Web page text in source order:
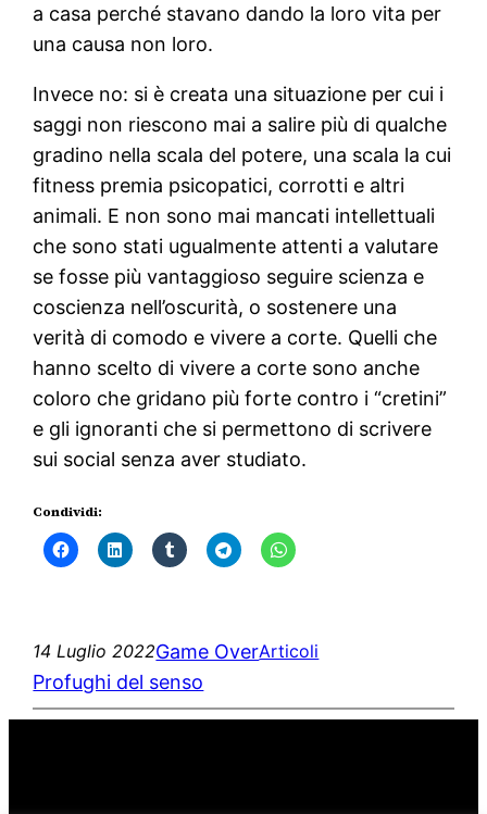
a casa perché stavano dando la loro vita per
una causa non loro.
Invece no: si è creata una situazione per cui i
saggi non riescono mai a salire più di qualche
gradino nella scala del potere, una scala la cui
fitness premia psicopatici, corrotti e altri
animali. E non sono mai mancati intellettuali
che sono stati ugualmente attenti a valutare
se fosse più vantaggioso seguire scienza e
coscienza nell’oscurità, o sostenere una
verità di comodo e vivere a corte. Quelli che
hanno scelto di vivere a corte sono anche
coloro che gridano più forte contro i “cretini”
e gli ignoranti che si permettono di scrivere
sui social senza aver studiato.
Condividi:
14 Luglio 2022Game OverArticoli
Profughi del senso